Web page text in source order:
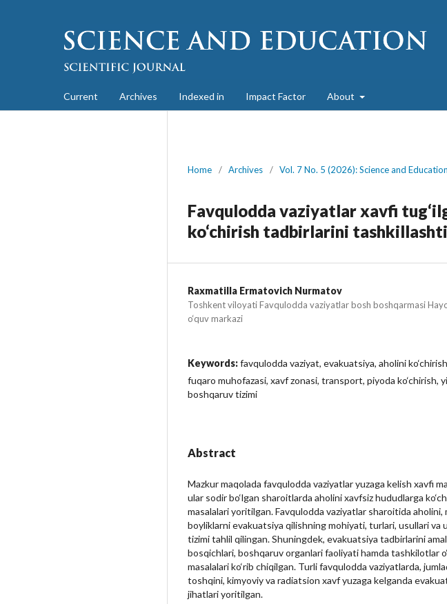
Current Archives Indexed in Impact Factor About
Home / Archives / Vol. 7 No. 5 (2026): Science and Education
Favqulodda vaziyatlar xavfi
ko‘chirish tadbirlarini
Raxmatilla Ermatovich Nurmatov
Toshkent viloyati Favqulodda vaziyatlar bosh boshqarmasi
o‘quv markazi
Keywords:favqulodda vaziyat, evakuatsiya, aholini
fuqaro muhofazasi, xavf zonasi, transport, piyoda ko‘chirish,
boshqaruv tizimi
Abstract
Mazkur maqolada favqulodda vaziyatlar yuzaga kelish xavfi
ular sodir bo‘lgan sharoitlarda aholini xavfsiz hududlarga
masalalari yoritilgan. Favqulodda vaziyatlar sharoitida aholini,
boyliklarni evakuatsiya qilishning mohiyati, turlari, usullari va
tizimi tahlil qilingan. Shuningdek, evakuatsiya tadbirlarini
bosqichlari, boshqaruv organlari faoliyati hamda tashkilotlar
masalalari ko‘rib chiqilgan. Turli favqulodda vaziyatlarda,
toshqini, kimyoviy va radiatsion xavf yuzaga kelganda
jihatlari yoritilgan.